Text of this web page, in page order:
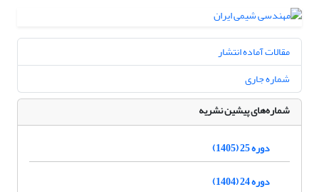
مقالات آماده انتشار
شماره جاری
شماره‌های پیشین نشریه
دوره 25 (1405)
دوره 24 (1404)